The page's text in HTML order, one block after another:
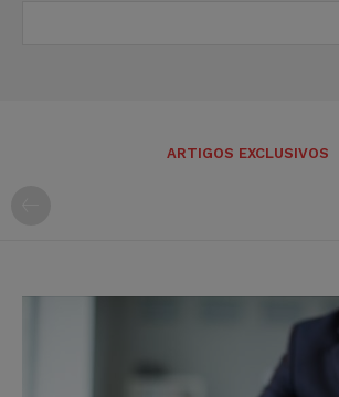
ARTIGOS EXCLUSIVOS